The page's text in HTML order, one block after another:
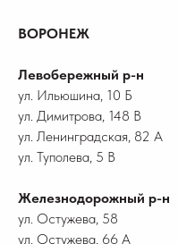
ВОРОНЕЖ
Левобережный р-н
ул. Ильюшина, 10 Б
ул. Димитрова, 148 В
ул. Ленинградская, 82 А
ул. Туполева, 5 В
Железнодорожный р-н
ул. Остужева, 58
ул. Остужева, 66 А